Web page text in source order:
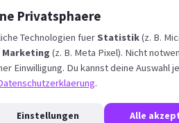
Privatsphaere
Technologien fuerStatistik(z. B.
Marketing (z. B. Meta Pixel). Nicht
Einwilligung. Du kannst deine Auswahl
.
Einstellungen Alle